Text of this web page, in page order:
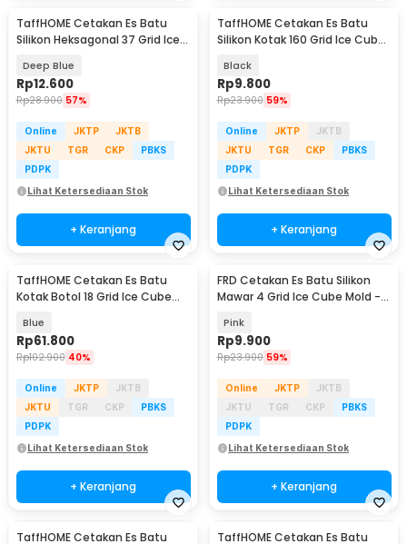
TaffHOME Cetakan Es Batu
Silikon Heksagonal 37 Grid Ice
Deep Blue
Rp12.600
Rp28.900 57%
Online JKTP
JKTB
JKTU
TGR CKP
PBKS
PDPK
Lihat Ketersediaan Stok
+ Keranjang
TaffHOME Cetakan Es Batu
Silikon Kotak 160 Grid Ice Cube
Black
Rp9.800
Rp23.900 59%
Online JKTP
JKTB
JKTU
TGR CKP
PBKS
PDPK
Lihat Ketersediaan Stok
+ Keranjang
TaffHOME Cetakan Es Batu
Kotak Botol 18 Grid Ice Cube
Blue
Rp61.800
Rp102.900 40%
Online JKTP
JKTB
JKTU
TGR CKP
PBKS
PDPK
Lihat Ketersediaan Stok
+ Keranjang
FRD Cetakan Es Batu Silikon
Mawar 4 Grid Ice Cube Mold -
Pink
Rp9.900
Rp23.900 59%
Online JKTP
JKTB
JKTU
TGR CKP
PBKS
PDPK
Lihat Ketersediaan Stok
+ Keranjang
TaffHOME Cetakan Es Batu
TaffHOME Cetakan Es Batu